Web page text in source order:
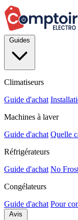
Climatiseurs
Guide d'achat
Machines à laver
Guide d'achat Quelle
Réfrigérateurs
Guide d'achat No
Congélateurs
Guide d'achat Pour